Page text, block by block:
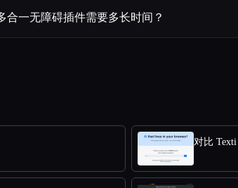
合一无障碍插件需要多长时间？
对比 Texti